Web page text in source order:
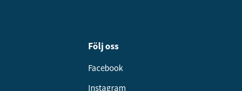
Följ oss
Facebook
Instagram